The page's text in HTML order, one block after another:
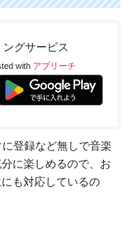
グサービス
with アプリーチ
登録など無しで音楽
に楽しめるので、お
も対応しているの